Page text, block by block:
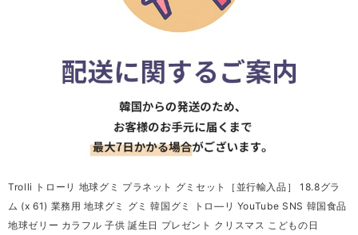
Trolli トローリ 地球グミ プラネット グミセット［並行輸入品］ 18.8グラ
ム (x 61) 業務用 地球グミ グミ 韓国グミ トロ―リ YouTube SNS 韓国食品
地球ゼリー カラフル 子供 誕生日 プレゼント クリスマス こどもの日